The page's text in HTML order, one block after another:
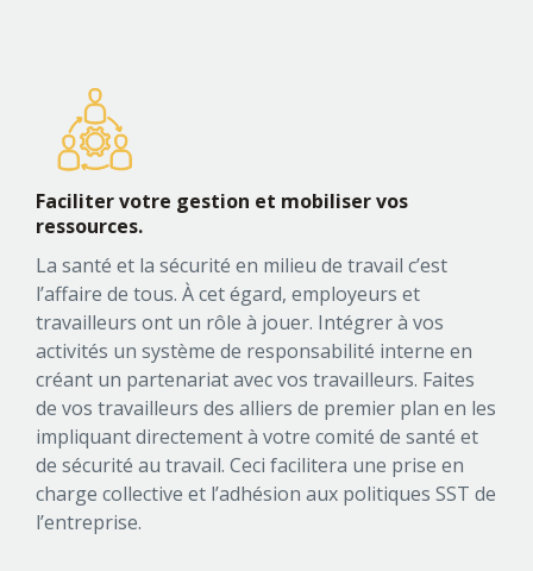
Faciliter votre gestion et mobiliservos
ressources.
La santé et la sécurité en milieu de travail c’est
l’affaire de tous. À cet égard, employeurs et
travailleurs ont un rôle à jouer. Intégrer à vos
activités un système de responsabilité interne en
créant un partenariat avec vos travailleurs. Faites
de vos travailleurs des alliers de premier plan en les
impliquant directement à votre comité de santé et
de sécurité au travail. Ceci facilitera une prise en
charge collective et l’adhésion aux politiques SST de
l’entreprise.